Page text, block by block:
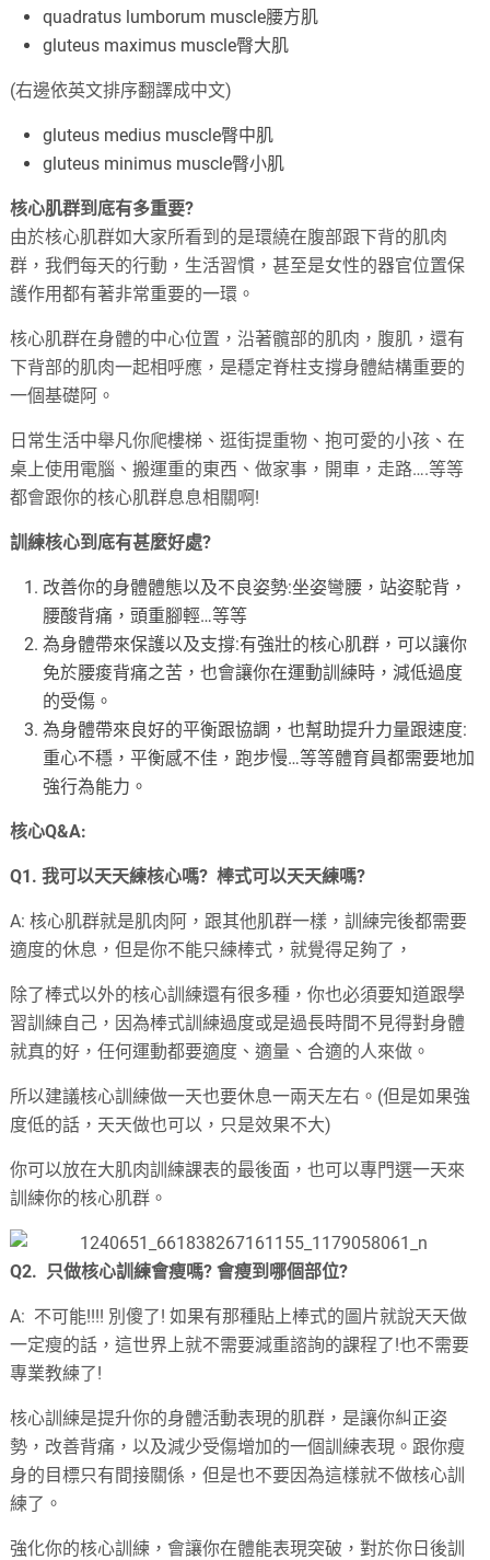
quadratus lumborum muscle腰方肌
gluteus maximus muscle臀大肌
(右邊依英文排序翻譯成中文)
gluteus medius muscle臀中肌
gluteus minimus muscle臀小肌
核心肌群到底有多重要?
由於核心肌群如大家所看到的是環繞在腹部跟下背的肌肉
群，我們每天的行動，生活習慣，甚至是女性的器官位置保
護作用都有著非常重要的一環。
核心肌群在身體的中心位置，沿著髖部的肌肉，腹肌，還有
下背部的肌肉一起相呼應，是穩定脊柱支撐身體結構重要的
一個基礎阿。
日常生活中舉凡你爬樓梯、逛街提重物、抱可愛的小孩、在
桌上使用電腦、搬運重的東西、做家事，開車，走路….等等
都會跟你的核心肌群息息相關啊!
訓練核心到底有甚麼好處?
改善你的身體體態以及不良姿勢:坐姿彎腰，站姿駝背，
腰酸背痛，頭重腳輕…等等
為身體帶來保護以及支撐:有強壯的核心肌群，可以讓你
免於腰痠背痛之苦，也會讓你在運動訓練時，減低過度
的受傷。
為身體帶來良好的平衡跟協調，也幫助提升力量跟速度:
重心不穩，平衡感不佳，跑步慢…等等體育員都需要地加
強行為能力。
核心Q&A:
Q1. 我可以天天練核心嗎? 棒式可以天天練嗎?
A: 核心肌群就是肌肉阿，跟其他肌群一樣，訓練完後都需要
適度的休息，但是你不能只練棒式，就覺得足夠了，
除了棒式以外的核心訓練還有很多種，你也必須要知道跟學
習訓練自己，因為棒式訓練過度或是過長時間不見得對身體
就真的好，任何運動都要適度、適量、合適的人來做。
所以建議核心訓練做一天也要休息一兩天左右。(但是如果強
度低的話，天天做也可以，只是效果不大)
你可以放在大肌肉訓練課表的最後面，也可以專門選一天來
訓練你的核心肌群。
Q2. 只做核心訓練會瘦嗎? 會瘦到哪個部位?
A: 不可能!!!! 別傻了! 如果有那種貼上棒式的圖片就說天天做
一定瘦的話，這世界上就不需要減重諮詢的課程了!也不需要
專業教練了!
核心訓練是提升你的身體活動表現的肌群，是讓你糾正姿
勢，改善背痛，以及減少受傷增加的一個訓練表現。跟你瘦
身的目標只有間接關係，但是也不要因為這樣就不做核心訓
練了。
強化你的核心訓練，會讓你在體能表現突破，對於你日後訓